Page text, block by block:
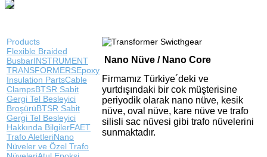
Products
Flexible Braided
BusbarINSTRUMENT
TRANSFORMERSEpoxy
Insulation PartsCable
ClampsBTSR Sabit
Gergi Tel Besleyici
BroşürüBTSR Sabit
Gergi Tel Besleyici
Hakkında BilgilerFAET
Trafo AletleriNano
Nüveler ve Özel Trafo
Nano Nüve / Nano Core
Firmamız Türkiye´deki ve
yurtdışındaki bir cok müşterisine
periyodik olarak nano nüve, kesik
nüve, oval nüve, kare nüve ve trafo
silisli sac nüvesi gibi trafo nüvelerini
sunmaktadır.